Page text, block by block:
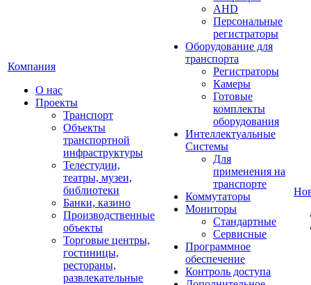
Компания
О нас
Проекты
Транспорт
Объекты
транспортной
инфраструктуры
Телестудии,
театры, музеи,
библиотеки
Банки, казино
Производственные
объекты
Торговые центры,
гостиницы,
рестораны,
развлекательные
AHD
Персональные
регистраторы
Оборудование для
транспорта
Регистраторы
Камеры
Готовые
комплекты
оборудования
Интеллектуальные
Системы
Для
применения на
транспорте
Коммутаторы
Мониторы
Стандартные
Сервисные
Программное
обеспечение
Контроль доступа